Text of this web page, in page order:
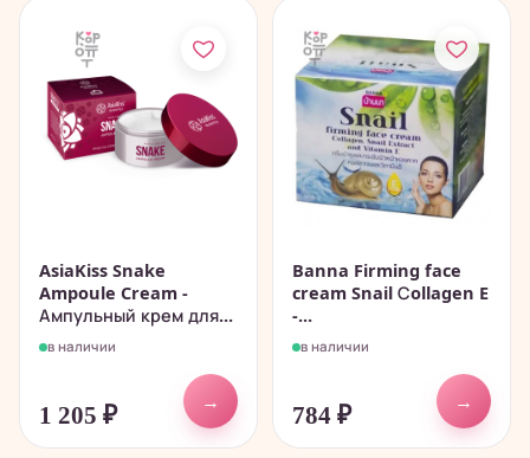
AsiaKiss Snake
Ampoule Cream -
Ампульный крем для...
в наличии
1 205 ₽
→
Banna Firming face
cream Snail Сollagen E
-...
в наличии
784 ₽
→